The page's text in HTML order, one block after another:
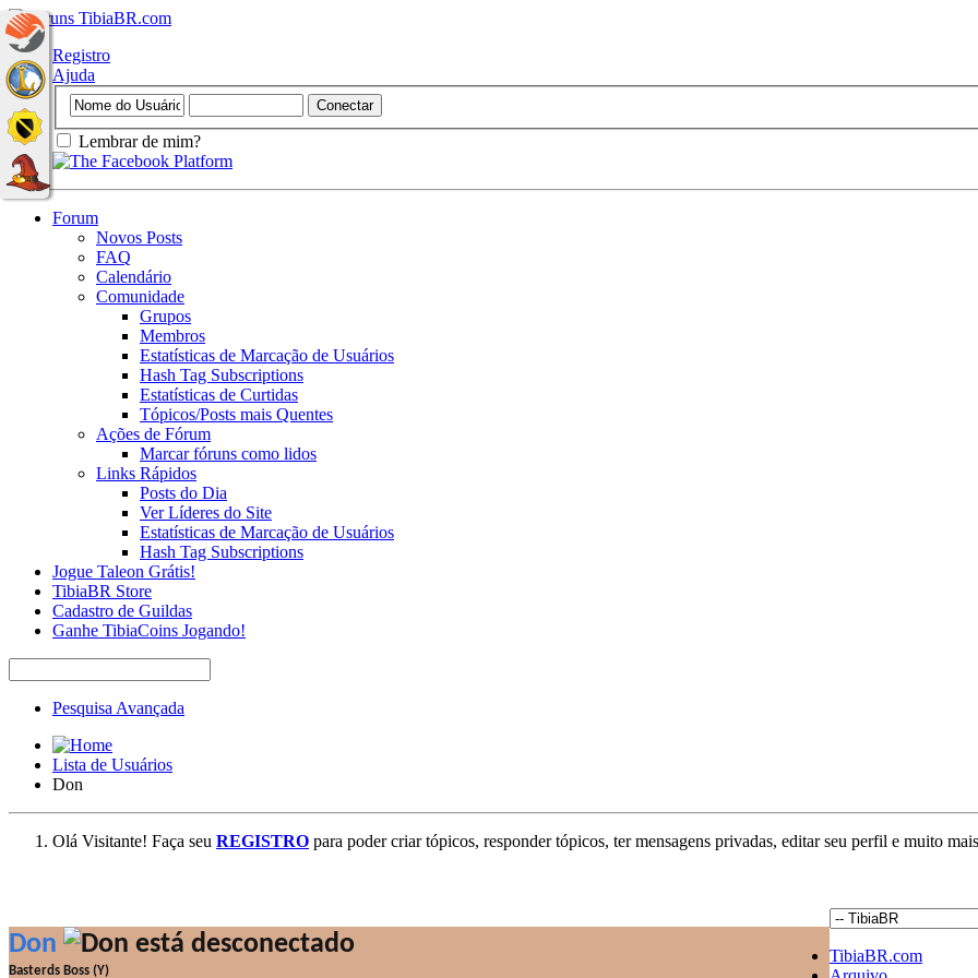
Registro
Ajuda
Lembrar de mim?
Forum
Novos Posts
FAQ
Calendário
Comunidade
Grupos
Membros
Estatísticas de Marcação de Usuários
Hash Tag Subscriptions
Estatísticas de Curtidas
Tópicos/Posts mais Quentes
Ações de Fórum
Marcar fóruns como lidos
Links Rápidos
Posts do Dia
Ver Líderes do Site
Estatísticas de Marcação de Usuários
Hash Tag Subscriptions
Jogue Taleon Grátis!
TibiaBR Store
Cadastro de Guildas
Ganhe TibiaCoins Jogando!
Pesquisa Avançada
Lista de Usuários
Don
Olá Visitante! Faça seu REGISTRO para poder criar tópicos, responder tópicos, ter mensagens privadas, editar seu perfil e muito
Don
Basterds Boss (Y)
TibiaBR.com